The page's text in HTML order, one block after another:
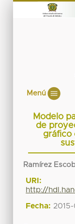
Menú
Modelo
de
gráfico
Ramírez
URI:
http://
Fecha: 2015-